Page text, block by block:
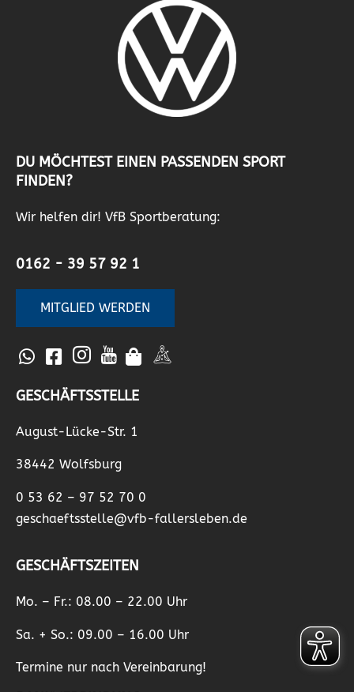
DU MÖCHTEST EINEN PASSENDEN SPORT
FINDEN?
Wir helfen dir! VfB Sportberatung:
0162 - 39 57 92 1
MITGLIED WERDEN
GESCHÄFTSSTELLE
August-Lücke-Str. 1
38442 Wolfsburg
0 53 62 – 97 52 70 0
geschaeftsstelle@vfb-fallersleben.de
GESCHÄFTSZEITEN
Mo. – Fr.: 08.00 – 22.00 Uhr
Sa. + So.: 09.00 – 16.00 Uhr
Termine nur nach Vereinbarung!